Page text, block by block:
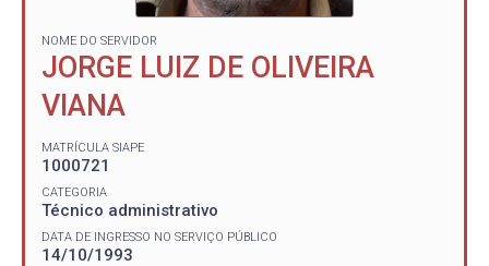
NOME DO SERVIDOR
JORGE LUIZ DE OLIVEIRA
VIANA
MATRÍCULA SIAPE
1000721
CATEGORIA
Técnico administrativo
DATA DE INGRESSO NO SERVIÇO PÚBLICO
14/10/1993